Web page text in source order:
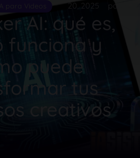
20, 2025
pablo
AI: qué es,
funciona y
puede
tus
creativos